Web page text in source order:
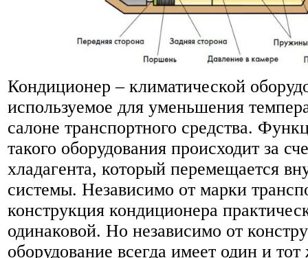
Кондиционер – климатической
используемое для уменьшения
салоне транспортного средства.
такого оборудования происходит за
хладагента, который перемещается
системы. Независимо от марки
конструкция кондиционера
одинаковой. Но независимо от
оборудование всегда имеет один и